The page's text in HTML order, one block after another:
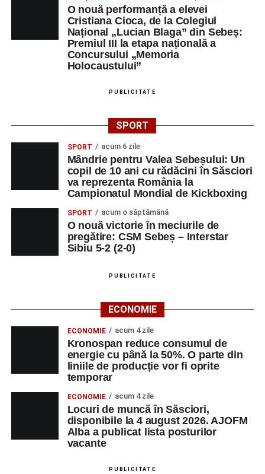
O nouă performanță a elevei
Cristiana Cioca, de la Colegiul
Național „Lucian Blaga” din Sebeș:
Premiul III la etapa națională a
Concursului „Memoria
Holocaustului”
PUBLICITATE
SPORT
SPORT acum 6 zile
Mândrie pentru Valea Sebeșului: Un
copil de 10 ani cu rădăcini în Săsciori
va reprezenta România la
Campionatul Mondial de Kickboxing
SPORT acum o săptămână
O nouă victorie în meciurile de
pregătire: CSM Sebeș – Interstar
Sibiu 5-2 (2-0)
PUBLICITATE
ECONOMIE
ECONOMIE acum 4 zile
Kronospan reduce consumul de
energie cu până la 50%. O parte din
liniile de producție vor fi oprite
temporar
ECONOMIE acum 4 zile
Locuri de muncă în Săsciori,
disponibile la 4 august 2026. AJOFM
Alba a publicat lista posturilor
vacante
PUBLICITATE